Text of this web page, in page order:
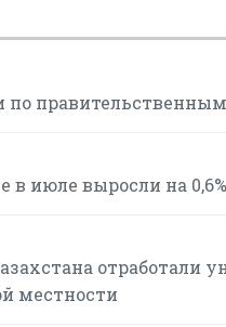
по
в июле выросли на
отработали
местности